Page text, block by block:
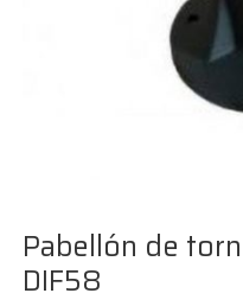
Pabellón de
DIF58